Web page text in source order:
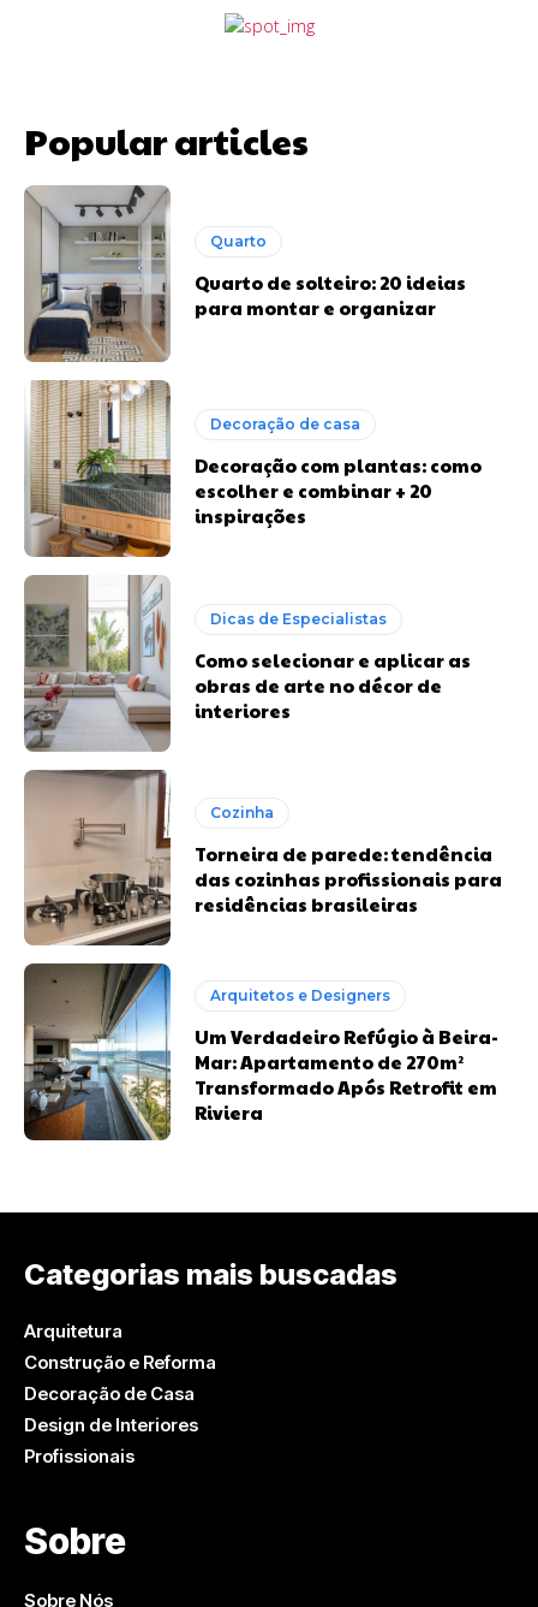
Popular articles
Quarto
Quarto de solteiro: 20 ideias
para montar e organizar
Decoração de casa
Decoração com plantas: como
escolher e combinar + 20
inspirações
Dicas de Especialistas
Como selecionar e aplicar as
obras de arte no décor de
interiores
Cozinha
Torneira de parede: tendência
das cozinhas profissionais para
residências brasileiras
Arquitetos e Designers
Um Verdadeiro Refúgio à Beira-
Mar: Apartamento de 270m²
Transformado Após Retrofit em
Riviera
Categorias mais buscadas
Arquitetura
Construção e Reforma
Decoração de Casa
Design de Interiores
Profissionais
Sobre
Sobre Nós